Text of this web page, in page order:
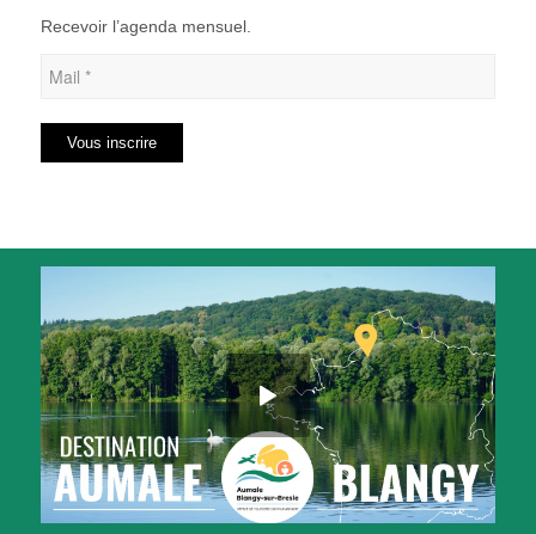
Recevoir l’agenda mensuel.